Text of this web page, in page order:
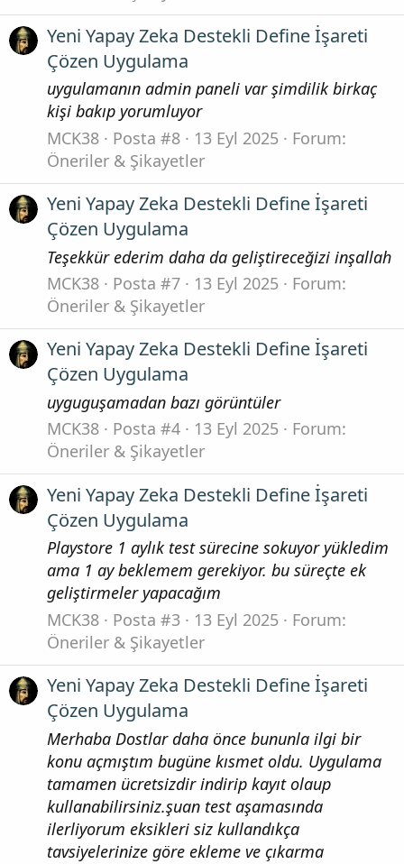
Yeni Yapay Zeka Destekli Define İşareti
Çözen Uygulama
uygulamanın admin paneli var şimdilik birkaç
kişi bakıp yorumluyor
MCK38
Posta #8 13 Eyl 2025
Forum:
Öneriler & Şikayetler
Yeni Yapay Zeka Destekli Define İşareti
Çözen Uygulama
Teşekkür ederim daha da geliştireceğizi inşallah
MCK38
Posta #7 13 Eyl 2025
Forum:
Öneriler & Şikayetler
Yeni Yapay Zeka Destekli Define İşareti
Çözen Uygulama
uyguguşamadan bazı görüntüler
MCK38
Posta #4 13 Eyl 2025
Forum:
Öneriler & Şikayetler
Yeni Yapay Zeka Destekli Define İşareti
Çözen Uygulama
Playstore 1 aylık test sürecine sokuyor yükledim
ama 1 ay beklemem gerekiyor. bu süreçte ek
geliştirmeler yapacağım
MCK38
Posta #3 13 Eyl 2025
Forum:
Öneriler & Şikayetler
Yeni Yapay Zeka Destekli Define İşareti
Çözen Uygulama
Merhaba Dostlar daha önce bununla ilgi bir
konu açmıştım bugüne kısmet oldu. Uygulama
tamamen ücretsizdir indirip kayıt olaup
kullanabilirsiniz.şuan test aşamasında
ilerliyorum eksikleri siz kullandıkça
tavsiyelerinize göre ekleme ve çıkarma